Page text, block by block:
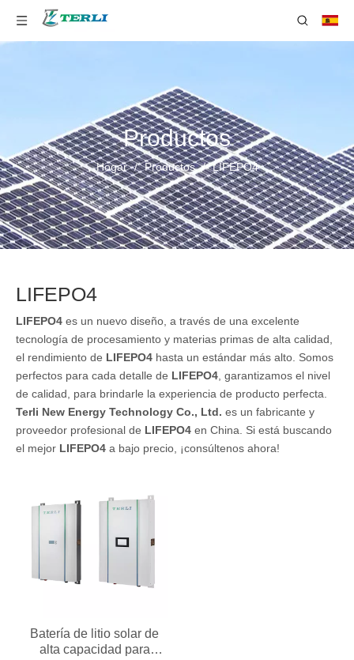
Productos
Hogar / Productos / LIFEPO4
LIFEPO4
LIFEPO4 es un nuevo diseño, a través de una excelente
tecnología de procesamiento y materias primas de alta calidad,
el rendimiento de LIFEPO4 hasta un estándar más alto. Somos
perfectos para cada detalle de LIFEPO4 , garantizamos el nivel
de calidad, para brindarle la experiencia de producto perfecta.
Terli New Energy Technology Co., Ltd. es un fabricante y
proveedor profesional de LIFEPO4 en China. Si está buscando
el mejor LIFEPO4 a bajo precio, ¡consúltenos ahora!
Batería de litio solar de
alta capacidad para